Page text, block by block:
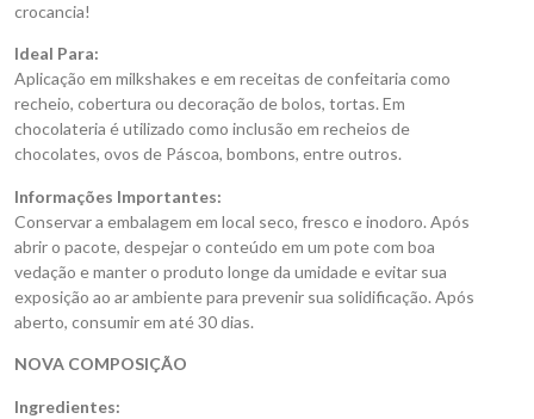
crocancia!
Ideal Para:
Aplicação em milkshakes e em receitas de confeitaria como
recheio, cobertura ou decoração de bolos, tortas. Em
chocolateria é utilizado como inclusão em recheios de
chocolates, ovos de Páscoa, bombons, entre outros.
Informações Importantes:
Conservar a embalagem em local seco, fresco e inodoro. Após
abrir o pacote, despejar o conteúdo em um pote com boa
vedação e manter o produto longe da umidade e evitar sua
exposição ao ar ambiente para prevenir sua solidificação. Após
aberto, consumir em até 30 dias.
NOVA COMPOSIÇÃO
Ingredientes: